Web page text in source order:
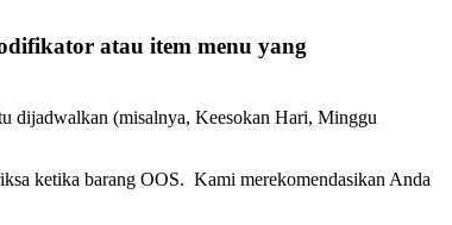
atau item menu yang
dijadwalkan (misalnya, Keesokan Hari, Minggu
ketika barang OOS. Kami merekomendasikan Anda